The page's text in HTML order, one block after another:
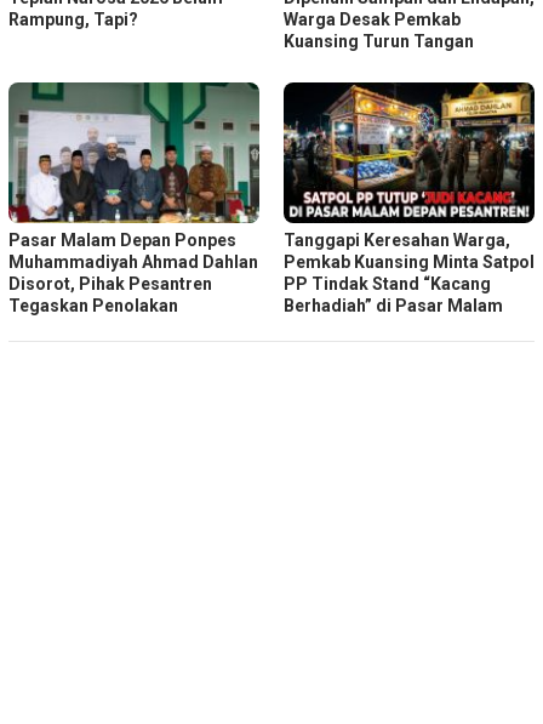
Rampung, Tapi?
Warga Desak Pemkab
Kuansing Turun Tangan
Pasar Malam Depan Ponpes
Muhammadiyah Ahmad Dahlan
Disorot, Pihak Pesantren
Tegaskan Penolakan
Tanggapi Keresahan Warga,
Pemkab Kuansing Minta Satpol
PP Tindak Stand “Kacang
Berhadiah” di Pasar Malam